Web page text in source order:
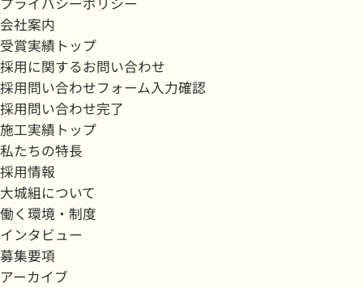
会社案内
受賞実績トップ
採用に関するお問い合わせ
採用問い合わせフォーム入力確認
採用問い合わせ完了
施工実績トップ
私たちの特長
採用情報
大城組について
働く環境・制度
インタビュー
募集要項
アーカイブ